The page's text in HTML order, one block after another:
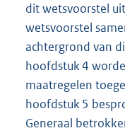
dit wetsvoorstel
wetsvoorstel
achtergrond van
hoofdstuk 4
maatregelen
hoofdstuk 5
Generaal